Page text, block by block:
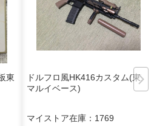
東
ドルフロ風HK416カスタム(東京
マルイベース)
マイストア在庫： 1769